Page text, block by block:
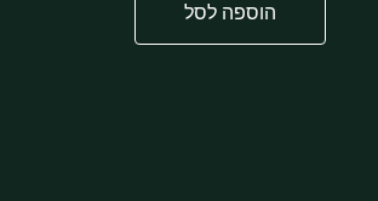
הוספה לסל